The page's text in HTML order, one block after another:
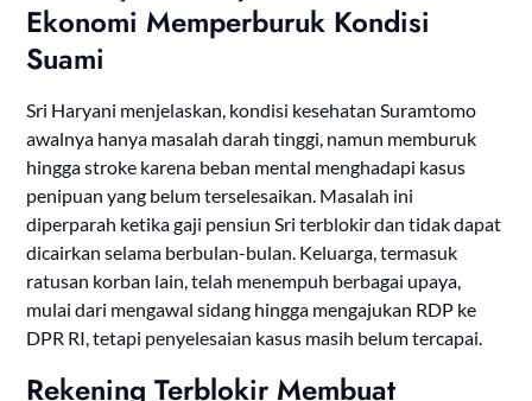
Ekonomi Memperburuk Kondisi
Suami
Sri Haryani menjelaskan, kondisi kesehatan Suramtomo
awalnya hanya masalah darah tinggi, namun memburuk
hingga stroke karena beban mental menghadapi kasus
penipuan yang belum terselesaikan. Masalah ini
diperparah ketika gaji pensiun Sri terblokir dan tidak dapat
dicairkan selama berbulan-bulan. Keluarga, termasuk
ratusan korban lain, telah menempuh berbagai upaya,
mulai dari mengawal sidang hingga mengajukan RDP ke
DPR RI, tetapi penyelesaian kasus masih belum tercapai.
Rekening Terblokir Membuat